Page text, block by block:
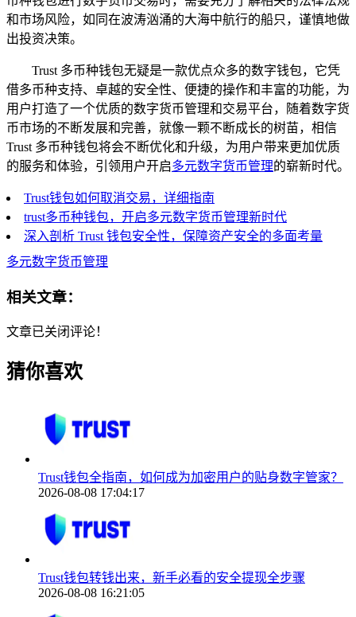
和市场风险，如同在波涛汹涌的大海中航行的船只，谨慎地做
出投资决策。
Trust 多币种钱包无疑是一款优点众多的数字钱包，它凭
借多币种支持、卓越的安全性、便捷的操作和丰富的功能，为
用户打造了一个优质的数字货币管理和交易平台，随着数字货
币市场的不断发展和完善，就像一颗不断成长的树苗，相信
Trust 多币种钱包将会不断优化和升级，为用户带来更加优质
的服务和体验，引领用户开启多元数字货币管理的崭新时代。
Trust钱包如何取消交易，详细指南
trust多币种钱包，开启多元数字货币管理新时代
深入剖析 Trust 钱包安全性，保障资产安全的多面考量
多元数字货币管理
相关文章：
文章已关闭评论！
猜你喜欢
Trust钱包全指南，如何成为加密用户的贴身数字管家？
2026-08-08 17:04:17
Trust钱包转钱出来，新手必看的安全提现全步骤
2026-08-08 16:21:05